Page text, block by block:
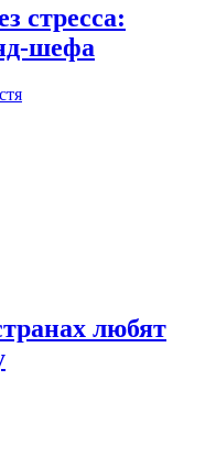
стресса:
шефа
любят